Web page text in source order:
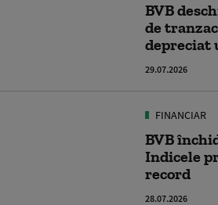
BVB
de
depreciat
29.07.2026
FINANCIAR
BVB
Indicele
record
28.07.2026